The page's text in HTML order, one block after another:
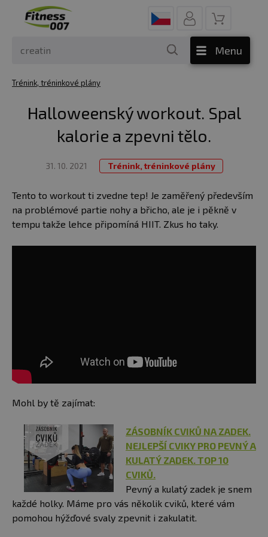
Menu
Trénink, tréninkové plány
Halloweenský workout. Spal
kalorie a zpevni tělo.
31. 10. 2021 Trénink, tréninkové plány
Tento to workout ti zvedne tep! Je zaměřený především
na problémové partie nohy a břicho, ale je i pěkně v
tempu takže lehce připomíná HIIT. Zkus ho taky.
Mohl by tě zajímat:
ZÁSOBNÍK CVIKŮ NA ZADEK.
NEJLEPŠÍ CVIKY PRO PEVNÝ A
KULATÝ ZADEK. TOP 10
CVIKŮ.
Pevný a kulatý zadek je snem
každé holky. Máme pro vás několik cviků, které vám
pomohou hýžďové svaly zpevnit i zakulatit.